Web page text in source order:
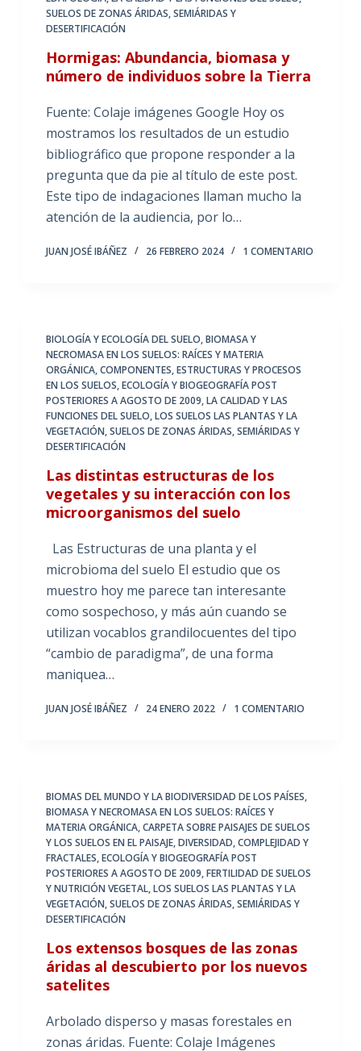
SUELOS DE ZONAS ÁRIDAS, SEMIÁRIDAS Y
DESERTIFICACIÓN
Hormigas: Abundancia, biomasa y
número de individuos sobre la Tierra
Fuente: Colaje imágenes Google Hoy os
mostramos los resultados de un estudio
bibliográfico que propone responder a la
pregunta que da pie al título de este post.
Este tipo de indagaciones llaman mucho la
atención de la audiencia, por lo…
JUAN JOSÉ IBÁÑEZ 26 FEBRERO 2024 1 COMENTARIO
BIOLOGÍA Y ECOLOGÍA DEL SUELO,BIOMASA Y
NECROMASA EN LOS SUELOS: RAÍCES Y MATERIA
ORGÁNICA,COMPONENTES, ESTRUCTURAS Y PROCESOS
EN LOS SUELOS,ECOLOGÍA Y BIOGEOGRAFÍA POST
POSTERIORES A AGOSTO DE 2009,LA CALIDAD Y LAS
FUNCIONES DEL SUELO,LOS SUELOS LAS PLANTAS Y LA
VEGETACIÓN,SUELOS DE ZONAS ÁRIDAS, SEMIÁRIDAS Y
DESERTIFICACIÓN
Las distintas estructuras de los
vegetales y su interacción con los
microorganismos del suelo
Las Estructuras de una planta y el
microbioma del suelo El estudio que os
muestro hoy me parece tan interesante
como sospechoso, y más aún cuando se
utilizan vocablos grandilocuentes del tipo
“cambio de paradigma”, de una forma
maniquea…
JUAN JOSÉ IBÁÑEZ 24 ENERO 2022 1 COMENTARIO
BIOMAS DEL MUNDO Y LA BIODIVERSIDAD DE LOS PAÍSES,
BIOMASA Y NECROMASA EN LOS SUELOS: RAÍCES Y
MATERIA ORGÁNICA,CARPETA SOBRE PAISAJES DE SUELOS
Y LOS SUELOS EN EL PAISAJE,DIVERSIDAD, COMPLEJIDAD Y
FRACTALES,ECOLOGÍA Y BIOGEOGRAFÍA POST
POSTERIORES A AGOSTO DE 2009,FERTILIDAD DE SUELOS
Y NUTRICIÓN VEGETAL,LOS SUELOS LAS PLANTAS Y LA
VEGETACIÓN,SUELOS DE ZONAS ÁRIDAS, SEMIÁRIDAS Y
DESERTIFICACIÓN
Los extensos bosques de las zonas
áridas al descubierto por los nuevos
satelites
Arbolado disperso y masas forestales en
zonas áridas. Fuente: Colaje Imágenes